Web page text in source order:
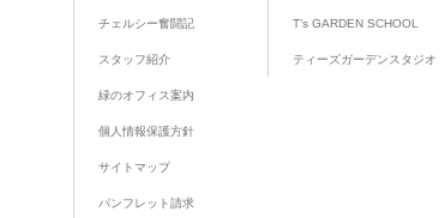
チェルシー奮闘記
スタッフ紹介
緑のオフィス案内
個人情報保護方針
サイトマップ
パンフレット請求
T’s GARDEN SCHOOL
ティーズガーデンスタジオ